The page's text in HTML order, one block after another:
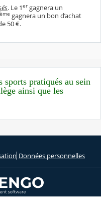
. Le 1er gagnera un
ème gagnera un bon d’achat
50 €.
pratiqués au sein
ainsi que les
Données personnelles